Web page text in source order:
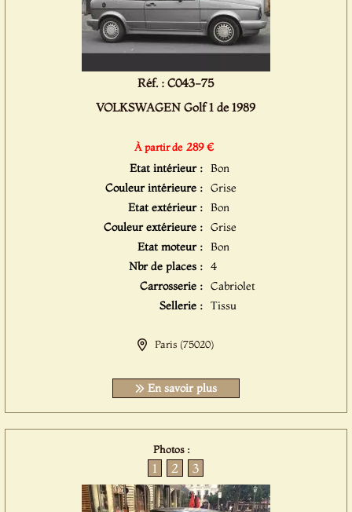
Réf. : C043-75
VOLKSWAGEN Golf 1 de 1989
À partir de 289 €
Etat intérieur : Bon
Couleur intérieure : Grise
Etat extérieur : Bon
Couleur extérieure : Grise
Etat moteur : Bon
Nbr de places : 4
Carrosserie : Cabriolet
Sellerie : Tissu
Paris (75020)
En savoir plus
Photos :
1 2 3